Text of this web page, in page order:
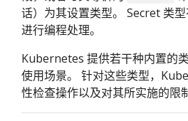
话）为其设置类型。 Secret 类
进行编程处理。
Kubernetes 提供若干种内置的
使用场景。 针对这些类型，
性检查操作以及对其所实施的限